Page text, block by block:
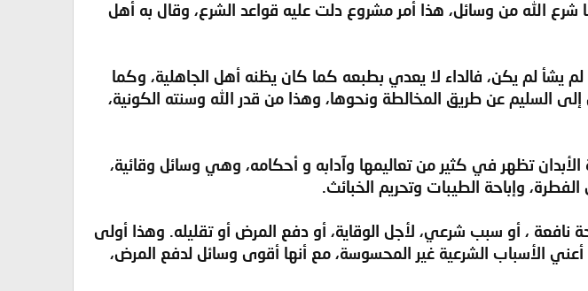
شرع الله من وسائل، هذا أمر مشروع دلت عليه قواعد الشرع، وقال به أهل
يشأ لم يكن، فالداء لا يعدي بطبعه كما كان يظنه أهل الجاهلية، وكما
السليم عن طريق المخالطة ونحوها، وهذا من قدر الله وسنته الكونية،
الأبدان تظهر في كثير من تعاليمها وآدابه و أحكامه، وهي وسائل وقائية،
وإباحة الطيبات وتحريم الخبائث.
نافعة ، أو سبب شرعي، لأجل الوقاية، أو دفع المرض أو تقليله. وهذا أولى
أعني الأسباب الشرعية غير المحسوسة، مع أنها أقوى وسائل لدفع المرض،